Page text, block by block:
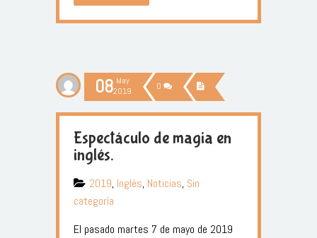
08 May
2019
0
Espectáculo de magia en
inglés.
2019, Inglés, Noticias, Sin
categoría
El pasado martes 7 de mayo de 2019